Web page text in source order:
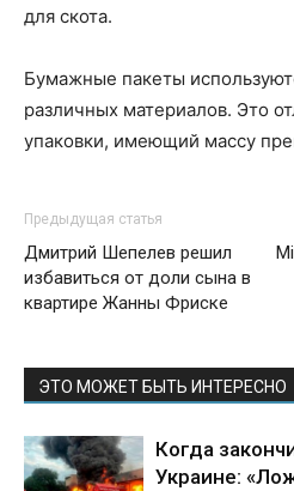
для скота.
Бумажные пакеты
различных материалов. Это
упаковки, имеющий массу
Предыдущая статья
Дмитрий Шепелев решил
избавиться от доли сына в
квартире Жанны Фриске
ЭТО МОЖЕТ БЫТЬ ИНТЕРЕСНО
Когда
Украине: